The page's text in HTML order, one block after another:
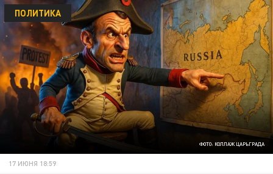
ФОТО: КОЛЛАЖ ЦАРЬГРАДА
ПОЛИТИКА
17 ИЮНЯ 18:59